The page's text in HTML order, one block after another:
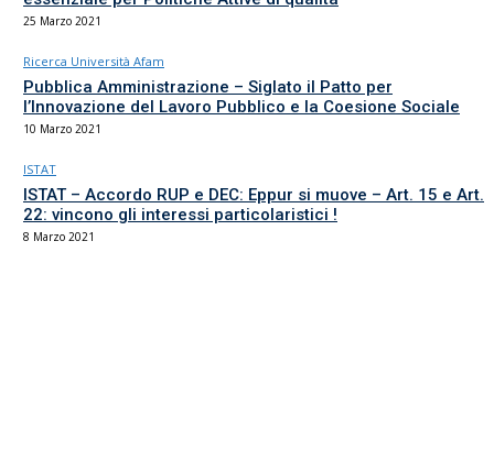
25 Marzo 2021
Ricerca Università Afam
Pubblica Amministrazione – Siglato il Patto per
l’Innovazione del Lavoro Pubblico e la Coesione Sociale
10 Marzo 2021
ISTAT
ISTAT – Accordo RUP e DEC: Eppur si muove – Art. 15 e Art.
22: vincono gli interessi particolaristici !
8 Marzo 2021